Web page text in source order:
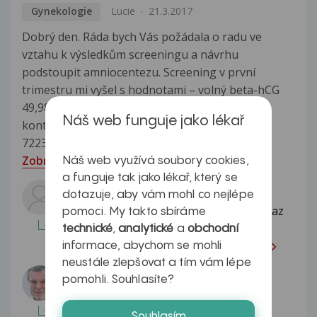
Gynekologie Lucie 21.3.2017
Dobrý den. Ráda bych Vás požádala o radu ve
vztahu k výsledkům screeningu a návrhu
podstoupit amniocentezu. Screening v první
trimestru mi vyšel s hodnotami – volný beta-hCG
49,98, PAPP-A 1,630. Riziko trizomie – 1:848. Na
kontrole v 17. tt riziko Downova sy upravno na
7223. Downův syndrom je v rodinné...
Zobrazit více
Odpovídá lékař:
Dobrý den Lucie, jelikož se jedná o dotaz
na specialistu, přeposílám vaši otázku
gynekologovi. Prosím... Celá odpověď
Odpovídá lékař:
MUDr. Jan Sládeček
Náš web funguje jako lékař
Náš web využívá soubory cookies,
a funguje tak jako lékař, který se
dotazuje, aby vám mohl co nejlépe
pomoci. My takto sbíráme
technické,analytické a obchodní
informace, abychom se mohli
neustále zlepšovat a tím vám lépe
pomohli. Souhlasíte?